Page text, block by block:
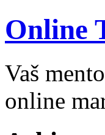
Online
Vaš
online